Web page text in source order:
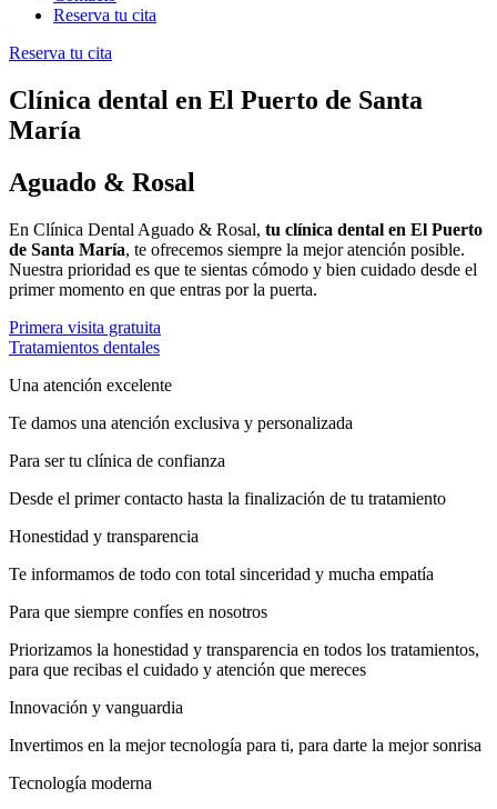
Reserva tu cita
Reserva tu cita
Clínica dental en El Puerto de Santa
María
Aguado & Rosal
En Clínica Dental Aguado & Rosal, tu clínica dental en El Puerto
de Santa María, te ofrecemos siempre la mejor atención posible.
Nuestra prioridad es que te sientas cómodo y bien cuidado desde el
primer momento en que entras por la puerta.
Primera visita gratuita
Tratamientos dentales
Una atención excelente
Te damos una atención exclusiva y personalizada
Para ser tu clínica de confianza
Desde el primer contacto hasta la finalización de tu tratamiento
Honestidad y transparencia
Te informamos de todo con total sinceridad y mucha empatía
Para que siempre confíes en nosotros
Priorizamos la honestidad y transparencia en todos los tratamientos,
para que recibas el cuidado y atención que mereces
Innovación y vanguardia
Invertimos en la mejor tecnología para ti, para darte la mejor sonrisa
Tecnología moderna